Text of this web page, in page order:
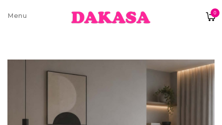
0
Sobre nós
Pagamentos e Envios